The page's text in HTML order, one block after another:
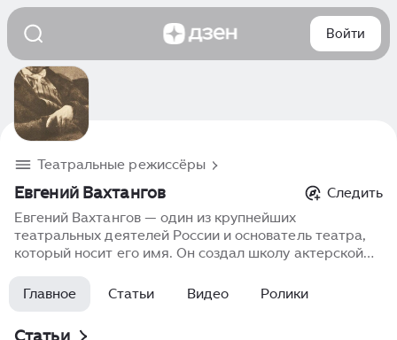
Войти
Театральные режиссёры
Евгений Вахтангов
Следить
Евгений Вахтангов — один из крупнейших
театральных деятелей России и основатель театра,
который носит его имя. Он создал школу актерской
формами, такими как символизм и экспрессионизм.
Вахтангов был известен своей способностью
Главное Статьи Видео Ролики